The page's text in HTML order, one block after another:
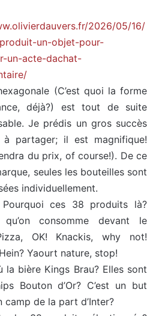
2026/05/16/
un-objet-pour-
un-acte-dachat-
(C’est quoi la forme
déjà?) est tout de suite
Je prédis un gros succès
à partager; il est magnifique!
du prix, of course!). De ce
seules les bouteilles sont
individuellement.
Pourquoi ces 38 produits là?
qu’on consomme devant le
OK! Knackis, why not!
Yaourt nature, stop!
la bière Kings Brau? Elles sont
Bouton d’Or? C’est un but
camp de la part d’Inter?